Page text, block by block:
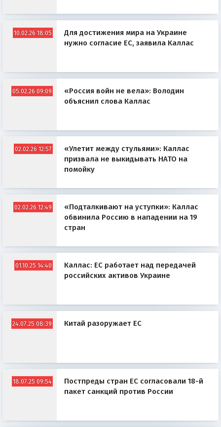
10.02.26 18:05
Для достижения мира на Украине
нужно согласие ЕС, заявила Каллас
05.02.26 09:09
«Россия войн не вела»: Володин
объяснил слова Каллас
02.02.26 12:57
«Улетит между стульями»: Каллас
призвала не выкидывать НАТО на
помойку
02.02.26 12:49
«Подталкивают на уступки»: Каллас
обвинила Россию в нападении на 19
стран
01.10.25 14:40
Каллас: ЕС работает над передачей
российских активов Украине
24.07.25 08:39 Китай разоружает ЕС
18.07.25 09:54
Постпреды стран ЕС согласовали 18-й
пакет санкций против России